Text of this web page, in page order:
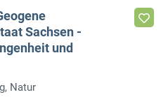
Sachsen -
und
Natur